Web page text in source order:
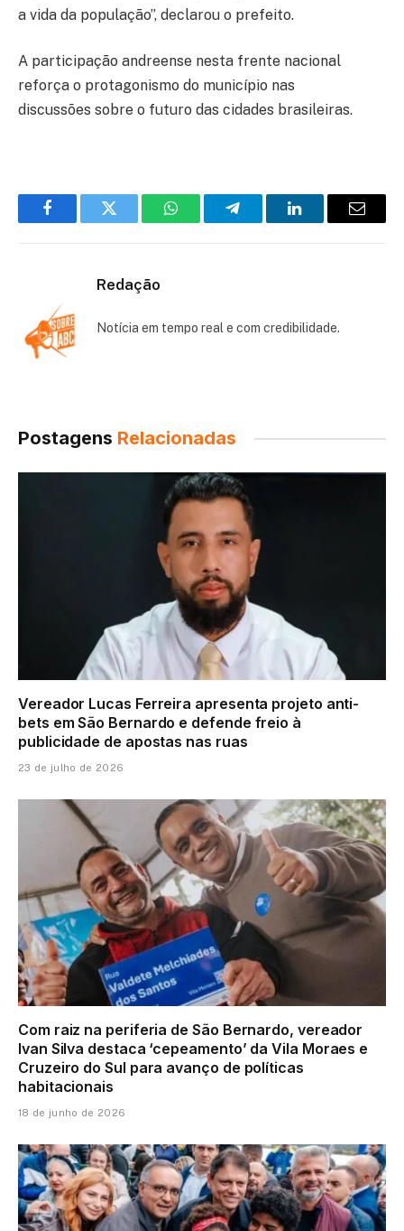
a vida da população”, declarou o prefeito.
A participação andreense nesta frente nacional
reforça o protagonismo do município nas
discussões sobre o futuro das cidades brasileiras.
FacebookTwitter WhatsAppTelegramLinkedInEmail
Redação
Notícia em tempo real e com credibilidade.
Postagens Relacionadas
Vereador Lucas Ferreira apresenta projeto anti-
bets em São Bernardo e defende freio à
publicidade de apostas nas ruas
23 de julho de 2026
Com raiz na periferia de São Bernardo, vereador
Ivan Silva destaca ‘cepeamento’ da Vila Moraes e
Cruzeiro do Sul para avanço de políticas
habitacionais
18 de junho de 2026